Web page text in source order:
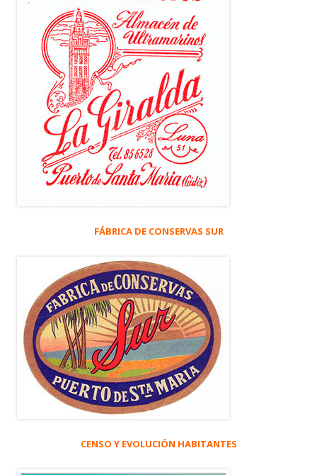
FÁBRICA DE CONSERVAS SUR
CENSO Y EVOLUCIÓN HABITANTES